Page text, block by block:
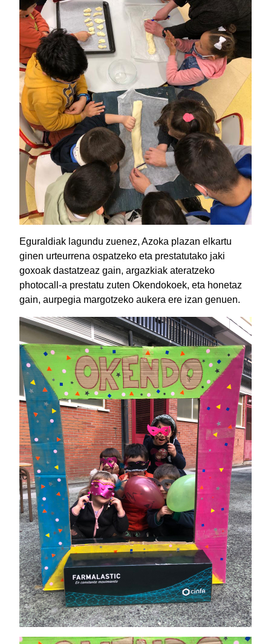
Eguraldiak lagundu zuenez, Azoka plazan elkartu
ginen urteurrena ospatzeko eta prestatutako jaki
goxoak dastatzeaz gain, argazkiak ateratzeko
photocall-a prestatu zuten Okendokoek, eta honetaz
gain, aurpegia margotzeko aukera ere izan genuen.